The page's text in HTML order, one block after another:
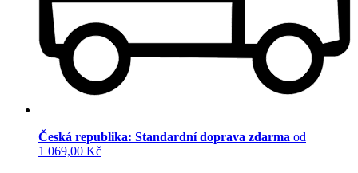
Česká republika: Standardní doprava zdarma od
1 069,00 Kč